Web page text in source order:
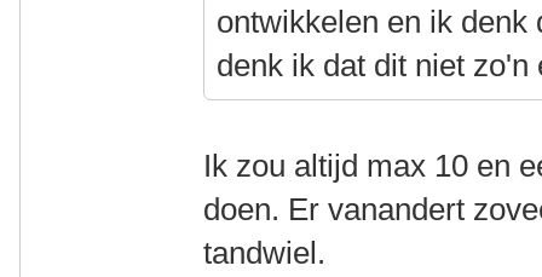
ontwikkelen en ik
denk ik dat dit niet
Ik zou altijd max 10 en
doen. Er vanandert
tandwiel.